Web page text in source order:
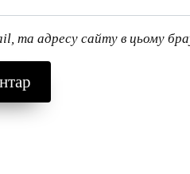
та адресу сайту в цьому